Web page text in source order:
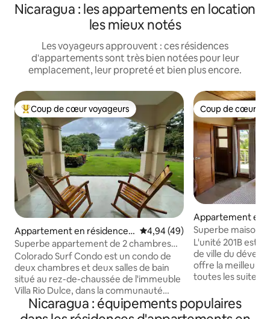
Nicaragua : les appartements en location
les mieux notés
Les voyageurs approuvent : ces résidences
d'appartements sont très bien notées pour leur
emplacement, leur propreté et bien plus encore.
Coups de cœur voyageurs les plus appréciés
Coup de cœur voyageurs
Appartement en résidence ⋅
Tola
Évaluation moyenne sur la
4,94 (49)
Superbe appartement de 2 chambres
face à l'océan avec vue panoramique
Colorado Surf Condo est un condo de
deux chambres et deux salles de bain
situé au rez-de-chaussée de l'immeuble
Villa Rio Dulce, dans la communauté
fermée de l'Hacienda Iguana. Notre
communauté dispose d'une plage
Coup de cœur
Coup de cœur
Appartement en
San Juan del Sur
Superbe maison
l'océan - À
plage
L'unité 201B est
de ville du
offre la meilleure
toutes les suites.
une vue
jardin et la baie de
Nicaragua : équipements populaires